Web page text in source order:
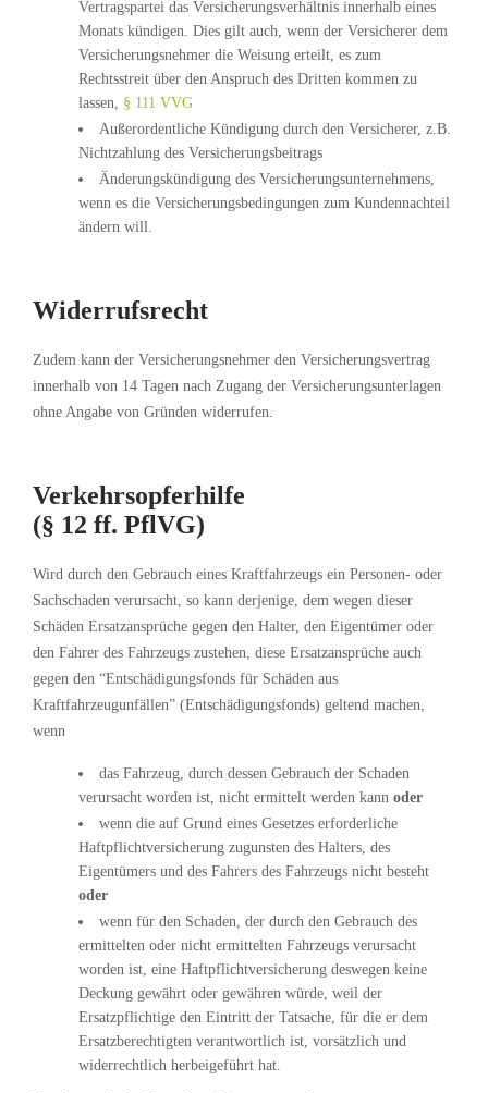
Vertragspartei das Versicherungsverhältnis innerhalb eines
Monats kündigen. Dies gilt auch, wenn der Versicherer dem
Versicherungsnehmer die Weisung erteilt, es zum
Rechtsstreit über den Anspruch des Dritten kommen zu
lassen, § 111 VVG
Außerordentliche Kündigung durch den Versicherer, z.B.
Nichtzahlung des Versicherungsbeitrags
Änderungskündigung des Versicherungsunternehmens,
wenn es die Versicherungsbedingungen zum Kundennachteil
ändern will.
Widerrufsrecht
Zudem kann der Versicherungsnehmer den Versicherungsvertrag
innerhalb von 14 Tagen nach Zugang der Versicherungsunterlagen
ohne Angabe von Gründen widerrufen.
Verkehrsopferhilfe
(§ 12 ff. PflVG)
Wird durch den Gebrauch eines Kraftfahrzeugs ein Personen- oder
Sachschaden verursacht, so kann derjenige, dem wegen dieser
Schäden Ersatzansprüche gegen den Halter, den Eigentümer oder
den Fahrer des Fahrzeugs zustehen, diese Ersatzansprüche auch
gegen den “Entschädigungsfonds für Schäden aus
Kraftfahrzeugunfällen” (Entschädigungsfonds) geltend machen,
wenn
das Fahrzeug, durch dessen Gebrauch der Schaden
verursacht worden ist, nicht ermittelt werden kann oder
wenn die auf Grund eines Gesetzes erforderliche
Haftpflichtversicherung zugunsten des Halters, des
Eigentümers und des Fahrers des Fahrzeugs nicht besteht
oder
wenn für den Schaden, der durch den Gebrauch des
ermittelten oder nicht ermittelten Fahrzeugs verursacht
worden ist, eine Haftpflichtversicherung deswegen keine
Deckung gewährt oder gewähren würde, weil der
Ersatzpflichtige den Eintritt der Tatsache, für die er dem
Ersatzberechtigten verantwortlich ist, vorsätzlich und
widerrechtlich herbeigeführt hat.